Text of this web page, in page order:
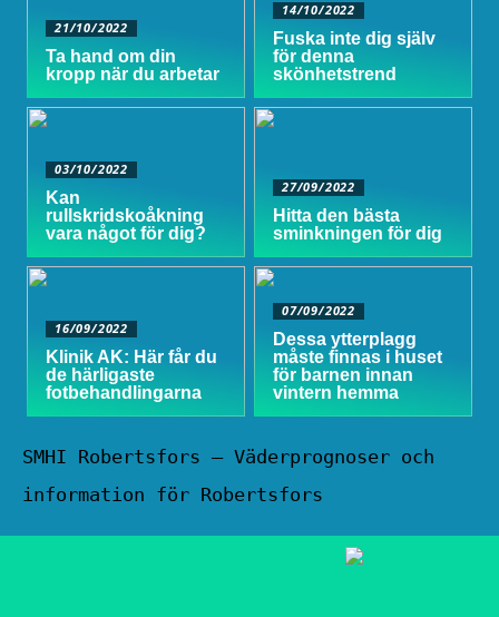
21/10/2022
Ta hand om din
kropp när du arbetar
14/10/2022
Fuska inte dig själv
för denna
skönhetstrend
03/10/2022
Kan
rullskridskoåkning
vara något för dig?
27/09/2022
Hitta den bästa
sminkningen för dig
16/09/2022
Klinik AK: Här får du
de härligaste
fotbehandlingarna
07/09/2022
Dessa ytterplagg
måste finnas i huset
för barnen innan
vintern hemma
SMHI Robertsfors – Väderprognoser och
information för Robertsfors